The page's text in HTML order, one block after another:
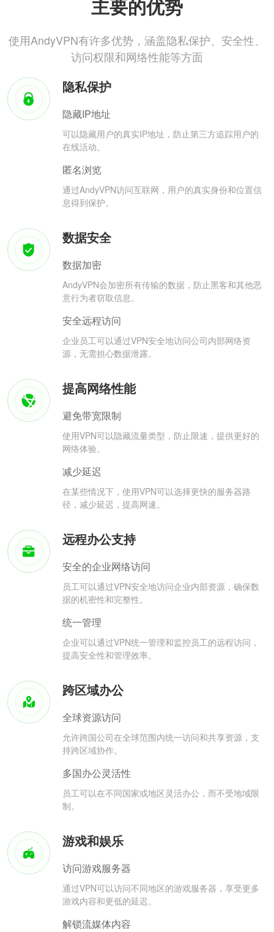
主要的优势
使用AndyVPN有许多优势，涵盖隐私保护、安全性、
访问权限和网络性能等方面
隐私保护
隐藏IP地址
可以隐藏用户的真实IP地址，防止第三方追踪用户的
在线活动。
匿名浏览
通过AndyVPN访问互联网，用户的真实身份和位置信
息得到保护。
数据安全
数据加密
AndyVPN会加密所有传输的数据，防止黑客和其他恶
意行为者窃取信息。
安全远程访问
企业员工可以通过VPN安全地访问公司内部网络资
源，无需担心数据泄露。
提高网络性能
避免带宽限制
使用VPN可以隐藏流量类型，防止限速，提供更好的
网络体验。
减少延迟
在某些情况下，使用VPN可以选择更快的服务器路
径，减少延迟，提高网速。
远程办公支持
安全的企业网络访问
员工可以通过VPN安全地访问企业内部资源，确保数
据的机密性和完整性。
统一管理
企业可以通过VPN统一管理和监控员工的远程访问，
提高安全性和管理效率。
跨区域办公
全球资源访问
允许跨国公司在全球范围内统一访问和共享资源，支
持跨区域协作。
多国办公灵活性
员工可以在不同国家或地区灵活办公，而不受地域限
制。
游戏和娱乐
访问游戏服务器
通过VPN可以访问不同地区的游戏服务器，享受更多
游戏内容和更低的延迟。
解锁流媒体内容